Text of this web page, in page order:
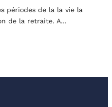
périodes de la la vie la
de la retraite. A